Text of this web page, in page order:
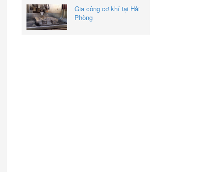
Gia công cơ khí tại Hải
Phòng